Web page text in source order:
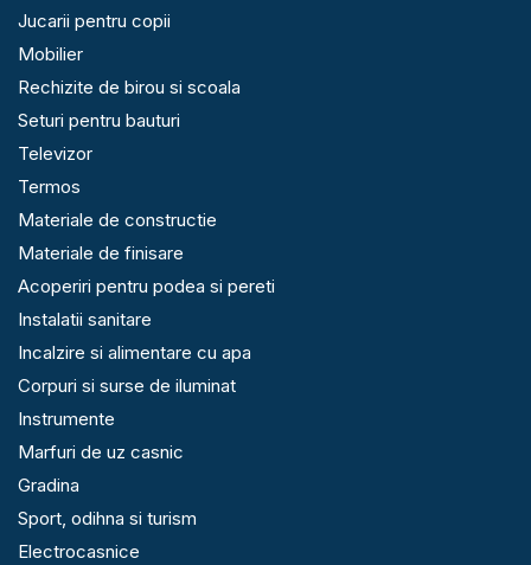
Jucarii pentru copii
Mobilier
Rechizite de birou si scoala
Seturi pentru bauturi
Televizor
Termos
Materiale de constructie
Materiale de finisare
Acoperiri pentru podea si pereti
Instalatii sanitare
Incalzire si alimentare cu apa
Corpuri si surse de iluminat
Instrumente
Marfuri de uz casnic
Gradina
Sport, odihna si turism
Electrocasnice